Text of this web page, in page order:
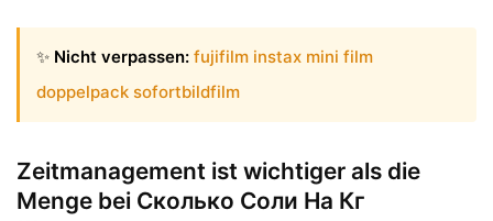
✨ Nicht verpassen: fujifilm instax mini film
doppelpack sofortbildfilm
Zeitmanagement ist wichtiger als die
Menge bei Сколько Соли На Кг